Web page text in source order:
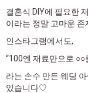
결혼식 DIY에 필요한
이라는 정말 고마운 존
인스타그램에서도,
“100엔 재료만으로 ○○
라는 손수 만든 웨딩
있습니다♡